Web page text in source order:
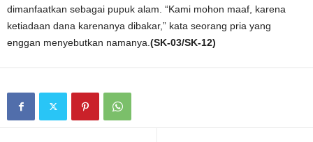
dimanfaatkan sebagai pupuk alam. “Kami mohon maaf, karena
ketiadaan dana karenanya dibakar,” kata seorang pria yang
enggan menyebutkan namanya. (SK-03/SK-12)